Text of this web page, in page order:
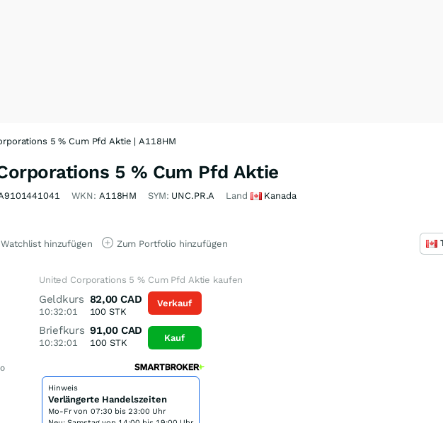
5 % Cum Pfd Aktie | A118HM
5 % Cum Pfd Aktie
WKN: A118HM SYM: UNC.PR.A Land Kanada
hinzufügen Zum Portfolio hinzufügen
United Corporations 5 % Cum Pfd Aktie kaufen
Geldkurs
10:32:01
82,00 CAD
100 STK
Briefkurs
10:32:01
91,00 CAD
100STK
Verkauf
Kauf
Hinweis
Verlängerte Handelszeiten
Mo-Fr von 07:30 bis 23:00 Uhr